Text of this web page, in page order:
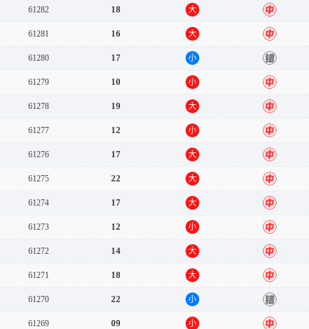
61282 18 大 中
61281 16 大 中
61280 17 小 错
61279 10 小 中
61278 19 大 中
61277 12 小 中
61276 17 大 中
61275 22 大 中
61274 17 大 中
61273 12 小 中
61272 14 大 中
61271 18 大 中
61270 22 小 错
61269 09 小 中